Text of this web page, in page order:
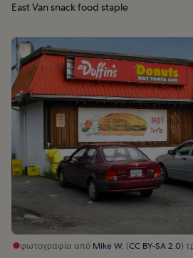
East Van snack food staple
φωτογραφία από Mike W. (CC BY-SA 2.0)